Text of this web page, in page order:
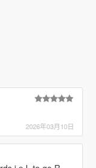
2026年03月10日